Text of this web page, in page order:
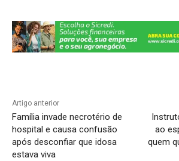
k
Artigo anterior
Família invade necrotério de
hospital e causa confusão
após desconfiar que idosa
estava viva
ao
quem